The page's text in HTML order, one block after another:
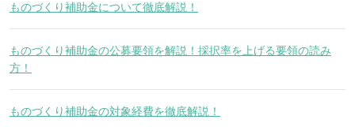
ものづくり補助金について徹底解説！
ものづくり補助金の公募要領を解説！採択率を上げる要領の読み
方！
ものづくり補助金の対象経費を徹底解説！